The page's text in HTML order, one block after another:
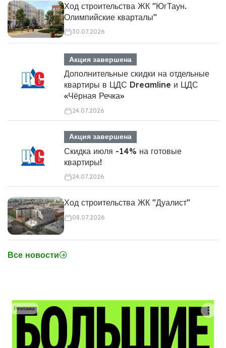
Ход строительства ЖК "ЮгТаун.
Олимпийские кварталы"
30.07.2026
Акция завершена
Дополнительные скидки на отдельные
квартиры в ЦДС Dreamline и ЦДС
«Чёрная Речка»
24.07.2026
Акция завершена
Скидка июля -14% на готовые
квартиры!
24.07.2026
Ход строительства ЖК "Дуалист"
08.07.2026
Все новости
Реклама